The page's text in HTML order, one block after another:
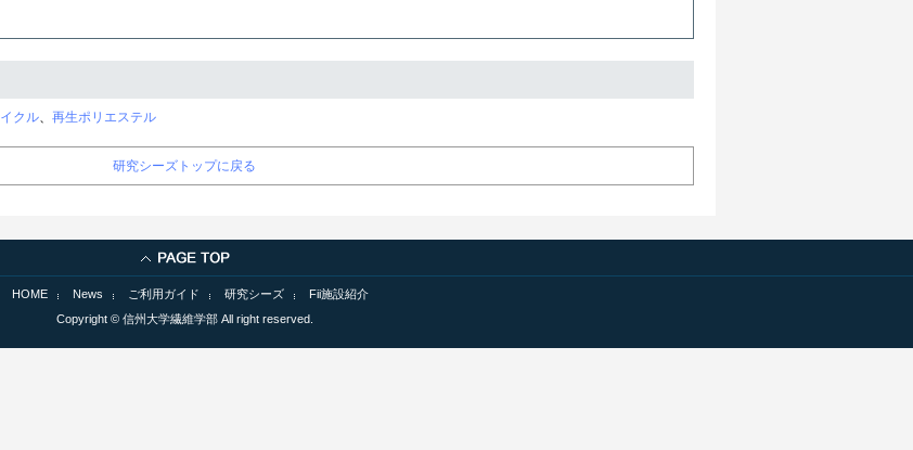
クル、 再生ポリエステル
研究シーズトップに戻る
HOME News ご利用ガイド 研究シーズ
Fii施設紹介
Copyright © 信州大学繊維学部 All right reserved.